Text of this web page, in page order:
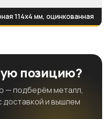
114x4 мм, оцинкованная
позицию?
— подберём металл,
доставкой и вышлем